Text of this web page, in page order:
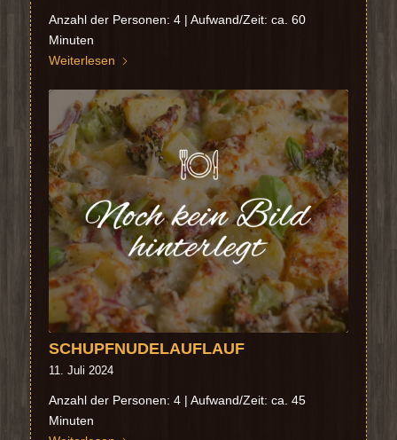
Anzahl der Personen: 4 | Aufwand/Zeit: ca. 60
Minuten
Weiterlesen
SCHUPFNUDELAUFLAUF
11. Juli 2024
Anzahl der Personen: 4 | Aufwand/Zeit: ca. 45
Minuten